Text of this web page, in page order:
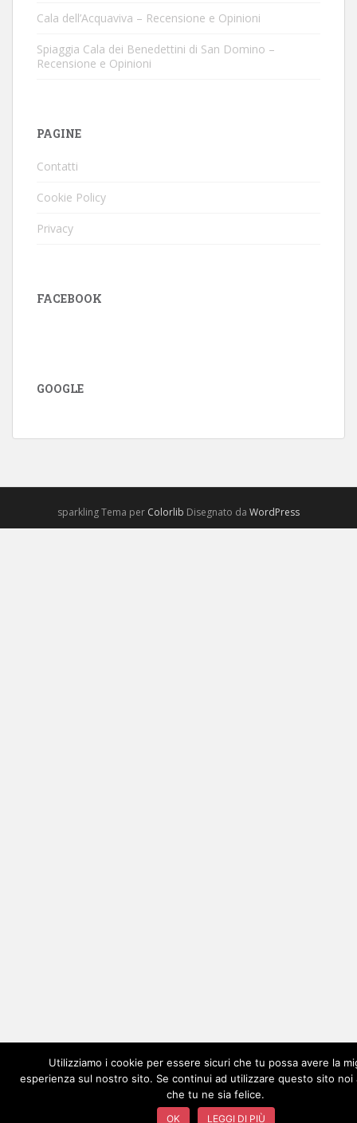
Cala dell’Acquaviva – Recensione e Opinioni
Spiaggia Cala dei Benedettini di San Domino –
Recensione e Opinioni
PAGINE
Contatti
Cookie Policy
Privacy
FACEBOOK
GOOGLE
sparkling Tema per Colorlib Disegnato da WordPress
Utilizziamo i cookie per essere sicuri che tu possa avere la
esperienza sul nostro sito. Se continui ad utilizzare questo sito noi
che tu ne sia felice.
OK LEGGI DI PIÙ